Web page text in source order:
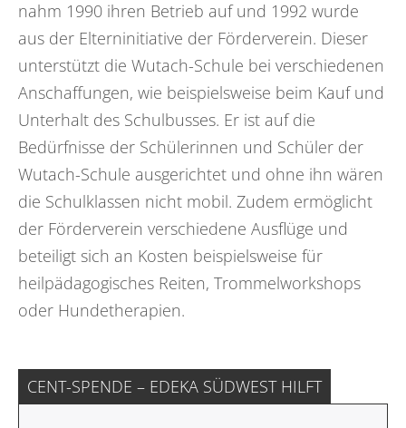
nahm 1990 ihren Betrieb auf und 1992 wurde
aus der Elterninitiative der Förderverein. Dieser
unterstützt die Wutach-Schule bei verschiedenen
Anschaffungen, wie beispielsweise beim Kauf und
Unterhalt des Schulbusses. Er ist auf die
Bedürfnisse der Schülerinnen und Schüler der
Wutach-Schule ausgerichtet und ohne ihn wären
die Schulklassen nicht mobil. Zudem ermöglicht
der Förderverein verschiedene Ausflüge und
beteiligt sich an Kosten beispielsweise für
heilpädagogisches Reiten, Trommelworkshops
oder Hundetherapien.
CENT-SPENDE – EDEKA SÜDWEST HILFT